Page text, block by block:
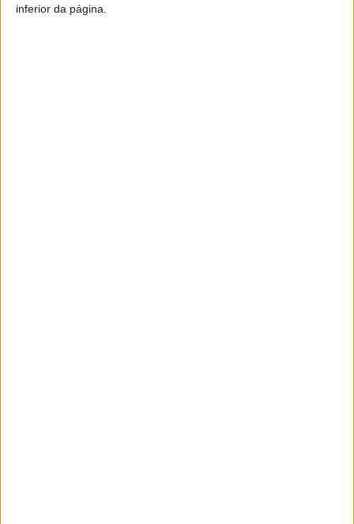
inferior da página.
Braga investiu 210 mil euros